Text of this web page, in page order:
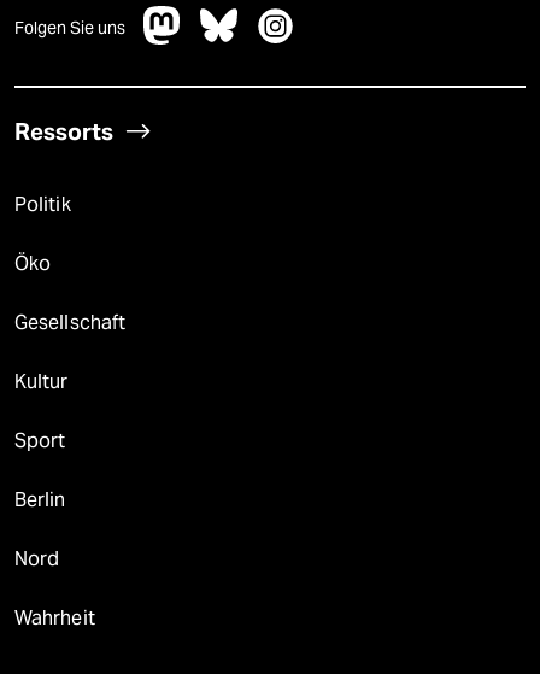
Folgen Sie uns
Ressorts
Politik
Öko
Gesellschaft
Kultur
Sport
Berlin
Nord
Wahrheit